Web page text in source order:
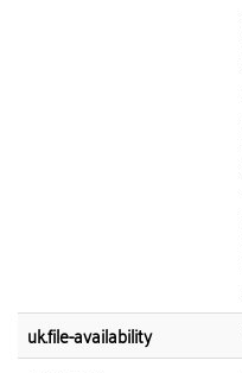
uk.file-availability